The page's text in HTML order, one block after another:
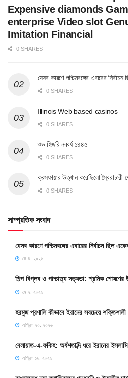
Expensive diamonds
enterprise Video slot
Imitation Financial
0 SHARES
যেসব কারণে পশ্চিমবঙ্গের এবারের
0 SHARES
Illinois Web based casinos
0 SHARES
শুভ হিজরি নববর্ষ ১৪৪৫
0 SHARES
ক্রসফায়ার উত্থান করেছিলো স্বৈরাচারী
0 SHARES
সাম্প্রতিক সংবাদ
যেসব কারণে পশ্চিমবঙ্গের এবারের নির্বাচন ছিল
মে ৪, ২০২৬
শিল্প বিপ্লব ও পাশ্চাত্য সভ্যতা: শ্রমিক শোষণের
মে ২, ২০২৬
হরমুজ প্রণালি কীভাবে ইরানের সবচেয়ে
এপ্রিল ২০, ২০২৬
বেলায়াত-এ-ফকিহ: অর্ধশতাব্দি ধরে ইরানের
এপ্রিল ১৯, ২০২৬